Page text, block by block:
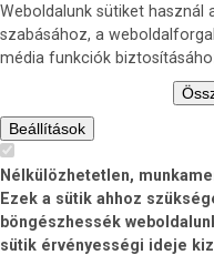
Weboldalunk sütiket használ
szabásához, a
média funkciók
Beállítások
Nélkülözhetetlen,
Ezek a sütik ahhoz
böngészhessék
sütik érvényességi ideje